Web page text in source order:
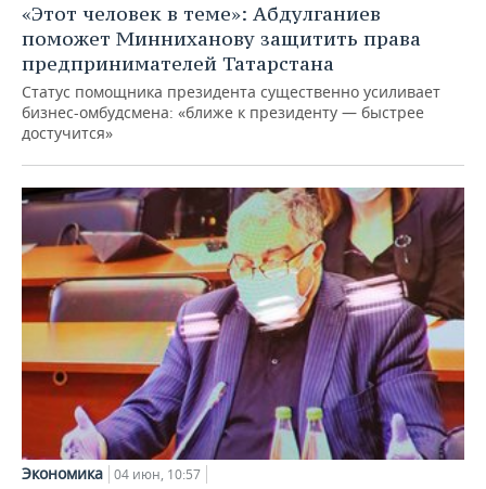
«Этот человек в теме»: Абдулганиев
поможет Минниханову защитить права
предпринимателей Татарстана
Статус помощника президента существенно усиливает
бизнес-омбудсмена: «ближе к президенту — быстрее
достучится»
Экономика 04 июн, 10:57